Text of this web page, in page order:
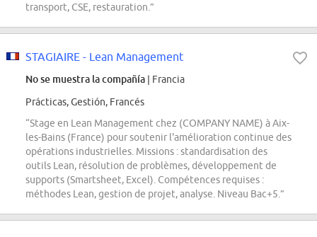
transport, CSE, restauration.”
STAGIAIRE - Lean Management
No se muestra la compañía | Francia
Prácticas, Gestión, Francés
“Stage en Lean Management chez (COMPANY NAME) à Aix-
les-Bains (France) pour soutenir l'amélioration continue des
opérations industrielles. Missions : standardisation des
outils Lean, résolution de problèmes, développement de
supports (Smartsheet, Excel). Compétences requises :
méthodes Lean, gestion de projet, analyse. Niveau Bac+5.”